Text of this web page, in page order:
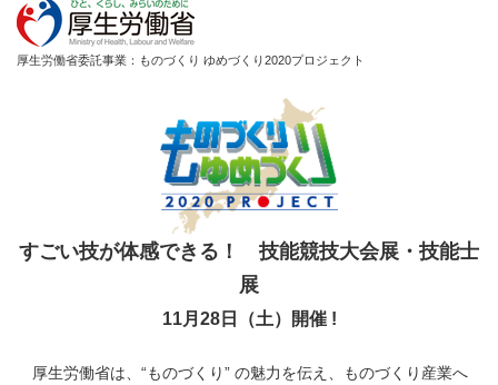
厚生労働省委託事業：ものづくり ゆめづくり2020プロジェクト
すごい技が体感できる！ 技能競技大会展・技能士
展
11月 28日（土）開催 !
厚生労働省は、“ものづくり” の魅力を伝え、ものづくり産業へ